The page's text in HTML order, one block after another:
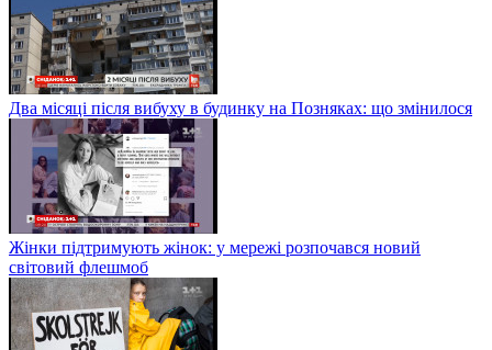
Два місяці після вибуху в будинку на Позняках: що змінилося
Жінки підтримують жінок: у мережі розпочався новий
світовий флешмоб